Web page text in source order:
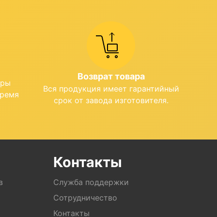
Возврат товара
Вся продукция имеет гарантийный
срок от завода изготовителя.
Контакты
Служба поддержки
Сотрудничество
Контакты